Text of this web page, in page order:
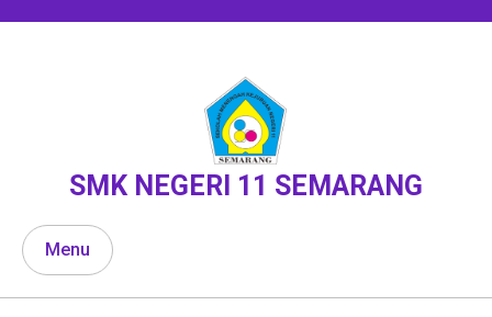
SMK NEGERI 11 SEMARANG
Menu